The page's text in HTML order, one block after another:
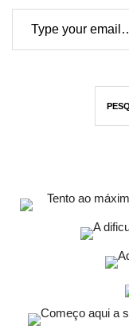
Type your email…